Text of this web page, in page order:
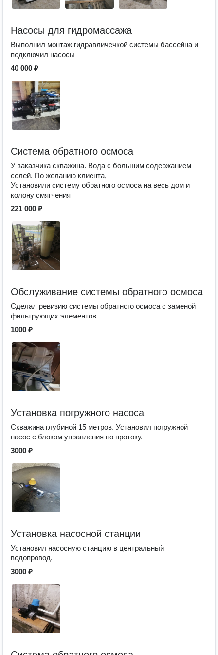
Насосы для гидромассажа
Выполнил монтаж гидравличечкой системы бассейна и
подключил насосы
40 000 ₽
Система обратного осмоса
У заказчика скважина. Вода с большим содержанием
солей. По желанию клиента,
Установили систему обратного осмоса на весь дом и
колону смягчения
221 000 ₽
Обслуживание системы обратного осмоса
Сделал ревизию системы обратного осмоса с заменой
фильтрующих элементов.
1000 ₽
Установка погружного насоса
Скважина глубиной 15 метров. Установил погружной
насос с блоком управления по протоку.
3000 ₽
Установка насосной станции
Установил насосную станцию в центральный
водопровод.
3000 ₽